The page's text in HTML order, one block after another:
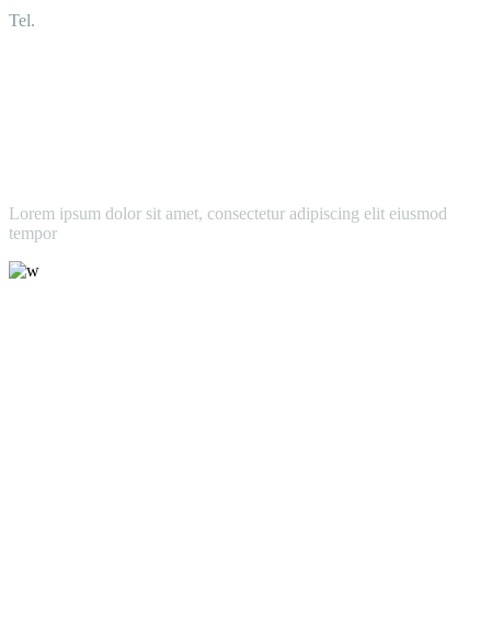
Tel.
Lorem ipsum dolor sit amet, consectetur adipiscing elit eiusmod
tempor